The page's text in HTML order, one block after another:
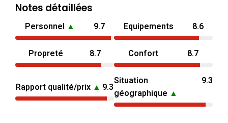
Notes détaillées
Personnel ▲ 9.7 Equipements 8.6
Propreté 8.7 Confort 8.7
Rapport qualité/prix ▲ 9.3
Situation
géographique ▲
9.3